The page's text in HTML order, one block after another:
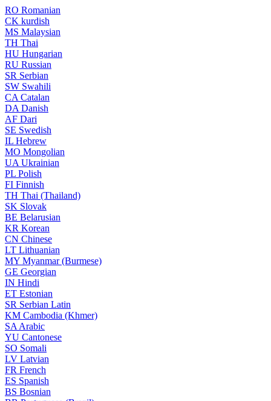
RO Romanian
CK kurdish
MS Malaysian
TH Thai
HU Hungarian
RU Russian
SR Serbian
SW Swahili
CA Catalan
DA Danish
AF Dari
SE Swedish
IL Hebrew
MO Mongolian
UA Ukrainian
PL Polish
FI Finnish
TH Thai (Thailand)
SK Slovak
BE Belarusian
KR Korean
CN Chinese
LT Lithuanian
MY Myanmar (Burmese)
GE Georgian
IN Hindi
ET Estonian
SR Serbian Latin
KM Cambodia (Khmer)
SA Arabic
YU Cantonese
SO Somali
LV Latvian
FR French
ES Spanish
BS Bosnian